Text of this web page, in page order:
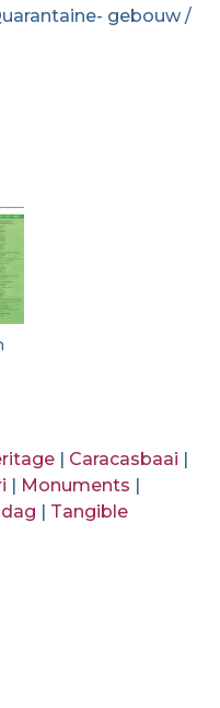
gebouw /
| Caracasbaai |
| Monuments |
| Tangible